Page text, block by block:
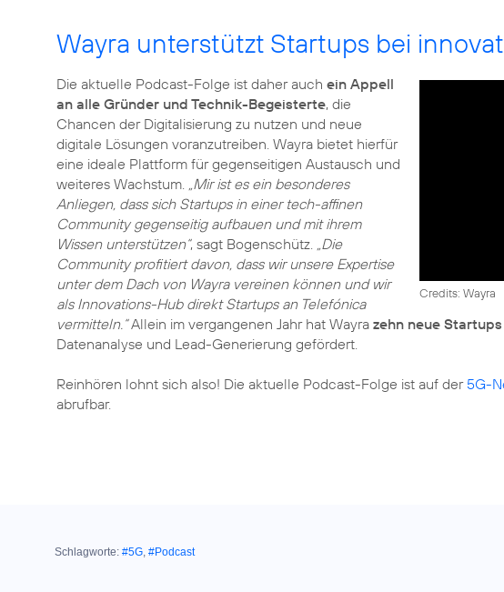
Wayra unterstützt Startups bei
Credits: Wayra
Die aktuelle Podcast-Folge ist daher auch ein Appell
an alle Gründer und Technik-Begeisterte, die
Chancen der Digitalisierung zu nutzen und neue
digitale Lösungen voranzutreiben. Wayra bietet hierfür
eine ideale Plattform für gegenseitigen Austausch und
weiteres Wachstum. „Mir ist es ein besonderes
Anliegen, dass sich Startups in einer tech-affinen
Community gegenseitig aufbauen und mit ihrem
Wissen unterstützen“, sagt Bogenschütz. „Die
Community profitiert davon, dass wir unsere Expertise
unter dem Dach von Wayra vereinen können und wir
als Innovations-Hub direkt Startups an Telefónica
vermitteln.“Allein im vergangenen Jahr hat Wayra zehn neue Startups
Datenanalyse und Lead-Generierung gefördert.
Reinhören lohnt sich also! Die aktuelle Podcast-Folge ist auf der 5G-
abrufbar.
Schlagworte: #5G, #Podcast